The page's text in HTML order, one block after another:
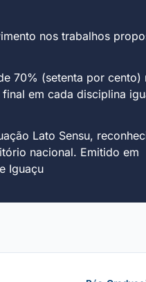
nos trabalhos
70% (setenta por cento)
em cada disciplina
Lato Sensu,
nacional. Emitido em
Iguaçu